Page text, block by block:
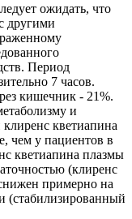
ожидать, что
другими
Период
7 часов.
кишечник - 21%.
и
кветиапина
чем у пациентов в
кветиапина плазмы
(клиренс
примерно на
(стабилизированный